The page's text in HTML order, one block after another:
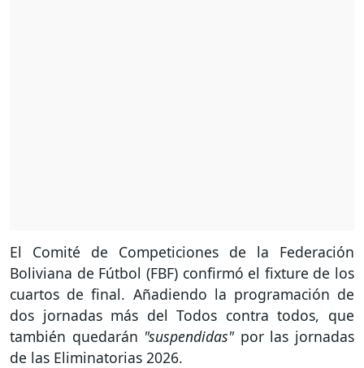
El Comité de Competiciones de la Federación
Boliviana de Fútbol (FBF) confirmó el fixture de los
cuartos de final. Añadiendo la programación de
dos jornadas más del Todos contra todos, que
también quedarán "suspendidas"por las jornadas
de las Eliminatorias 2026.